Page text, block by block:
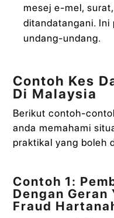
mesej e-mel,
ditandatangani. Ini
undang-undang.
Contoh Kes
Di Malaysia
Berikut contoh-
anda memahami
praktikal yang boleh
Contoh 1:
Dengan
Fraud